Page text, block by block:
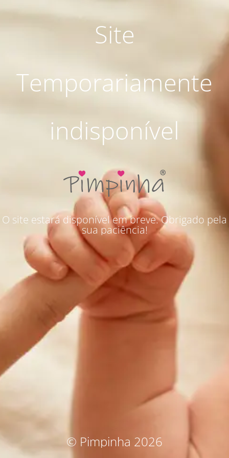
Site
Temporariamente
indisponível
O site estará disponível em breve. Obrigado pela
sua paciência!
© Pimpinha 2026